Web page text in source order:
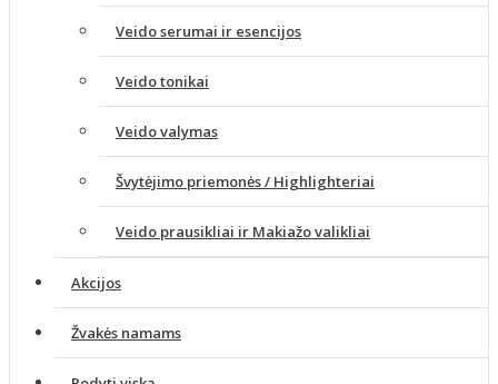
Veido serumai ir esencijos
Veido tonikai
Veido valymas
Švytėjimo priemonės / Highlighteriai
Veido prausikliai ir Makiažo valikliai
Akcijos
Žvakės namams